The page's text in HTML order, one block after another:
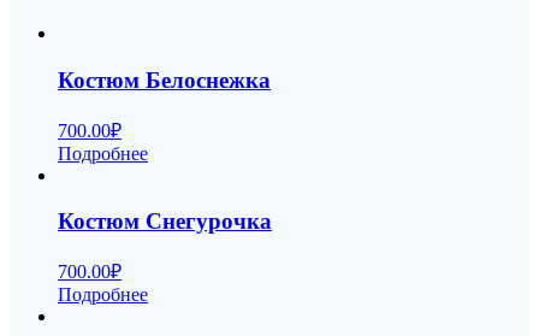
Костюм Белоснежка
700.00₽
Подробнее
Костюм Снегурочка
700.00₽
Подробнее